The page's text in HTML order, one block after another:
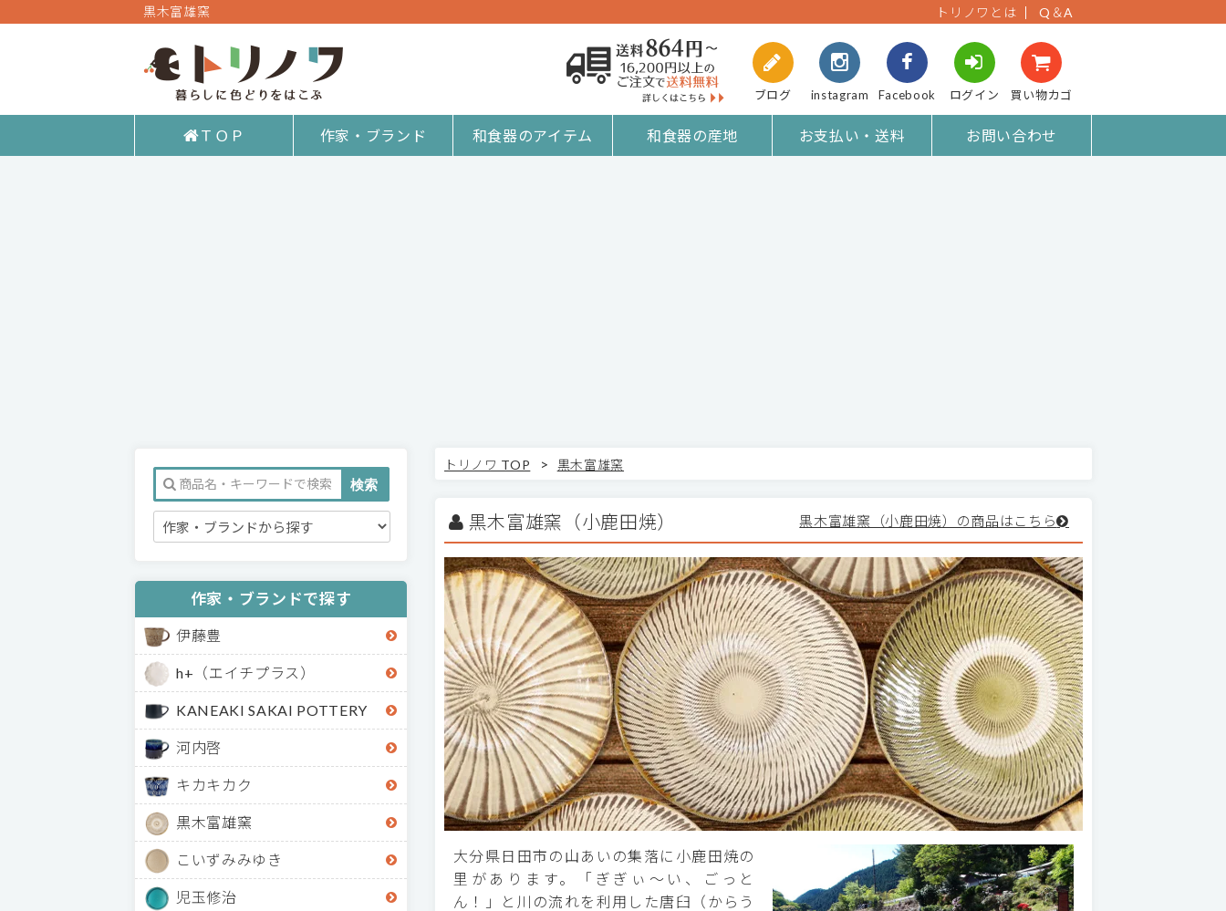
黒木富雄窯 トリノワとは Q＆A
ブログ instagram Facebook ログイン 買い物カゴ
ＴＯＰ 作家・ブランド 和食器のアイテム 和食器の産地 お支払い・送料 お問い合わせ
作家・ブランドで探す
伊藤豊
h+（エイチプラス）
KANEAKI SAKAI POTTERY
河内啓
キカキカク
黒木富雄窯
こいずみみゆき
児玉修治
トリノワ TOP > 黒木富雄窯
黒木富雄窯（小鹿田焼） 黒木富雄窯（小鹿田焼）の商品はこちら
大分県日田市の山あいの集落に小鹿田焼の
里があります。「ぎぎぃ～い、ごっと
ん！」と川の流れを利用した唐臼（からう